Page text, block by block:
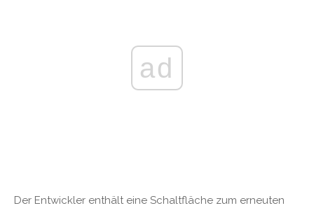
ad
Der Entwickler enthält eine Schaltfläche zum erneuten